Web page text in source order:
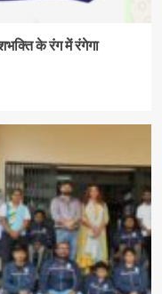
के रंग में रंगेगा